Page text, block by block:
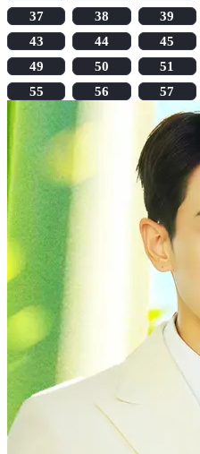
37
38 39
43
44 45
49
50 51
55
56 57